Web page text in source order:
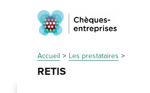
Accueil Les prestataires
RETIS